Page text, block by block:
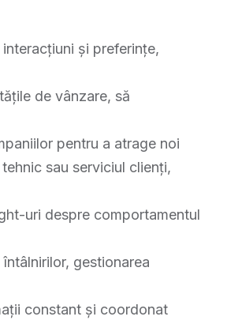
și preferințe,
de vânzare, să
pentru a atrage noi
sau serviciul clienți,
uri despre comportamentul
gestionarea
constant și coordonat